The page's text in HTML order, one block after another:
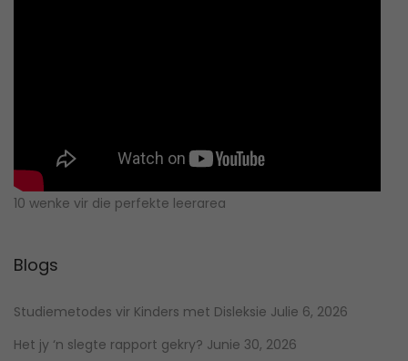
10 wenke vir die perfekte leerarea
Blogs
Studiemetodes vir Kinders met Disleksie Julie 6, 2026
Het jy ‘n slegte rapport gekry? Junie 30, 2026